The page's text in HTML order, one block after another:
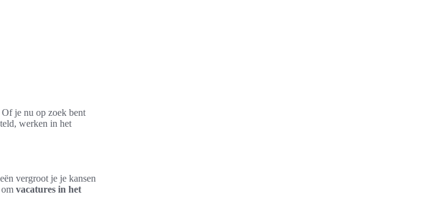
je nu op zoek bent
werken in het
vergroot je je kansen
vacatures in het